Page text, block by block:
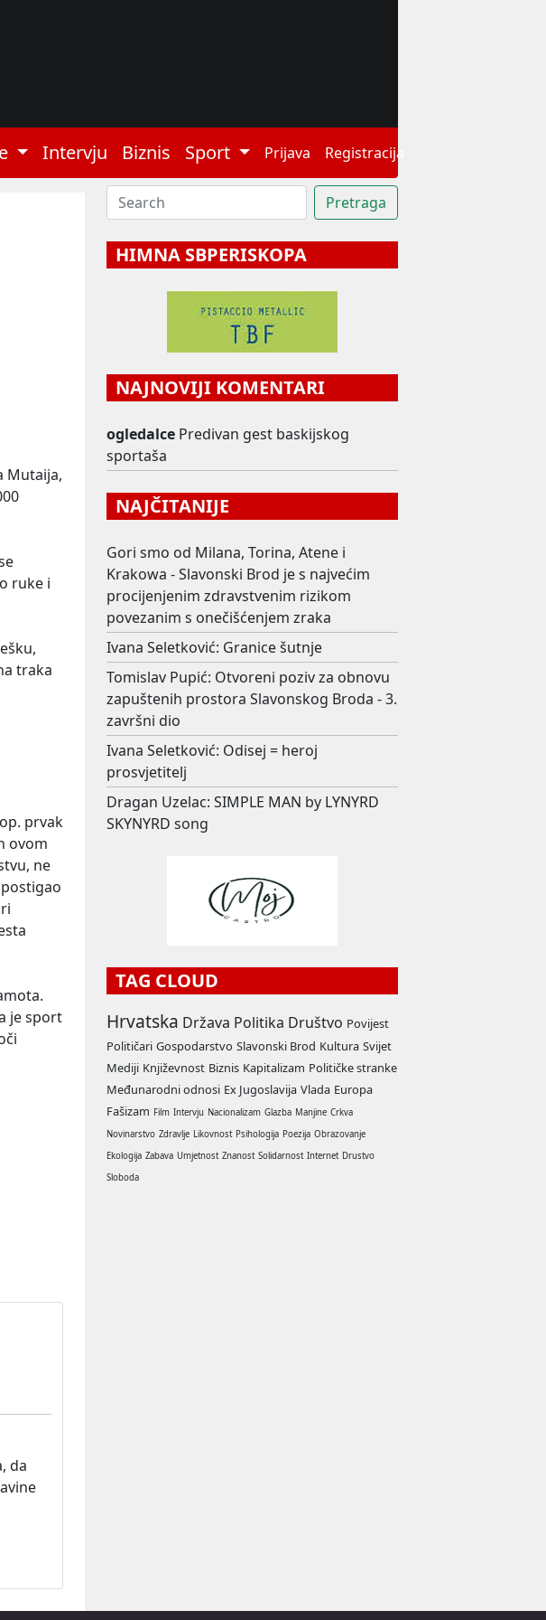
Intervju Biznis Sport Prijava Registracija
Mutaija,
ruke i
traka
prvak
ovom
ne
je sport
da
HIMNA SBPERISKOPA
NAJNOVIJI KOMENTARI
ogledalce Predivan gest baskijskog
sportaša
NAJČITANIJE
Gori smo od Milana, Torina, Atene i
Krakowa - Slavonski Brod je s najvećim
procijenjenim zdravstvenim rizikom
povezanim s onečišćenjem zraka
Ivana Seletković: Granice šutnje
Tomislav Pupić: Otvoreni poziv za obnovu
zapuštenih prostora Slavonskog Broda - 3.
završni dio
Ivana Seletković: Odisej = heroj
prosvjetitelj
Dragan Uzelac: SIMPLE MAN by LYNYRD
SKYNYRD song
TAG CLOUD
Hrvatska Država Politika Društvo Povijest
Političari Gospodarstvo Slavonski Brod Kultura Svijet
Mediji Književnost Biznis Kapitalizam Političke stranke
Međunarodni odnosi Ex Jugoslavija Vlada Europa
Fašizam Film Intervju Nacionalizam Glazba Manjine Crkva
Novinarstvo Zdravlje Likovnost Psihologija Poezija Obrazovanje
Ekologija Zabava Umjetnost Znanost Solidarnost Internet Drustvo
Sloboda